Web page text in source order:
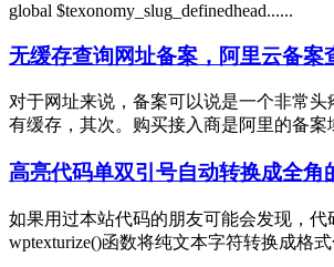
global $texonomy_slug_definedhead......
无缓存查询网址备案，阿里云备案
对于网址来说，备案可以说是一个非常
有缓存，其次。购买接入商是阿里的备
高亮代码单双引号自动转换成全角
如果用过本站代码的朋友可能会发现，
wptexturize()函数将纯文本字符转换成格